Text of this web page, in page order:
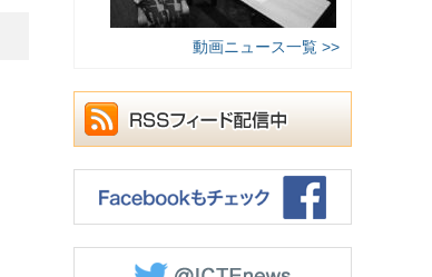
動画ニュース一覧 >>